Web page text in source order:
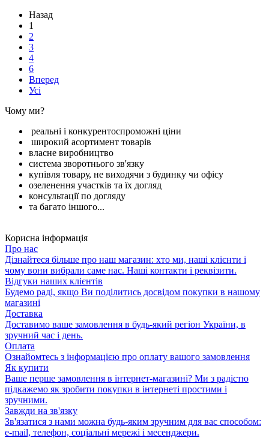
Назад
1
2
3
4
6
Вперед
Усі
Чому ми?
реальні і конкурентоспроможні ціни
широкий асортимент товарів
власне виробництво
система зворотнього зв'язку
купівля товару, не виходячи з будинку чи офісу
озеленення участків та їх догляд
консультації по догляду
та багато іншого...
Корисна інформація
Про нас
Дізнайтеся більше про наш магазин: хто ми, наші клієнти і
чому вони вибрали саме нас. Наші контакти і реквізити.
Відгуки наших клієнтів
Будемо раді, якщо Ви поділитись досвідом покупки в нашому
магазині
Доставка
Доставимо ваше замовлення в будь-який регіон України, в
зручний час і день.
Оплата
Ознайомтесь з інформацією про оплату вашого замовлення
Як купити
Ваше перше замовлення в інтернет-магазині? Ми з радістю
підкажемо як зробити покупки в інтернеті простими і
зручними.
Завжди на зв'язку
Зв'язатися з нами можна будь-яким зручним для вас способом:
e-mail, телефон, соціальні мережі і месенджери.